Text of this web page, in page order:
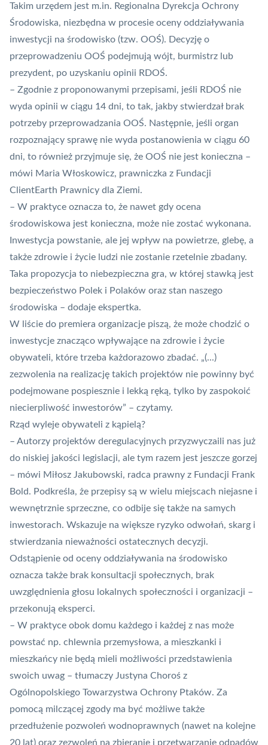
Takim urzędem jest m.in. Regionalna Dyrekcja Ochrony
Środowiska, niezbędna w procesie oceny oddziaływania
inwestycji na środowisko (tzw. OOŚ). Decyzję o
przeprowadzeniu OOŚ podejmują wójt, burmistrz lub
prezydent, po uzyskaniu opinii RDOŚ.
– Zgodnie z proponowanymi przepisami, jeśli RDOŚ nie
wyda opinii w ciągu 14 dni, to tak, jakby stwierdzał brak
potrzeby przeprowadzania OOŚ. Następnie, jeśli organ
rozpoznający sprawę nie wyda postanowienia w ciągu 60
dni, to również przyjmuje się, że OOŚ nie jest konieczna –
mówi Maria Włoskowicz, prawniczka z Fundacji
ClientEarth Prawnicy dla Ziemi.
– W praktyce oznacza to, że nawet gdy ocena
środowiskowa jest konieczna, może nie zostać wykonana.
Inwestycja powstanie, ale jej wpływ na powietrze, glebę, a
także zdrowie i życie ludzi nie zostanie rzetelnie zbadany.
Taka propozycja to niebezpieczna gra, w której stawką jest
bezpieczeństwo Polek i Polaków oraz stan naszego
środowiska – dodaje ekspertka.
W liście do premiera organizacje piszą, że może chodzić o
inwestycje znacząco wpływające na zdrowie i życie
obywateli, które trzeba każdorazowo zbadać. „(...)
zezwolenia na realizację takich projektów nie powinny być
podejmowane pospiesznie i lekką ręką, tylko by zaspokoić
niecierpliwość inwestorów” – czytamy.
Rząd wyleje obywateli z kąpielą?
– Autorzy projektów deregulacyjnych przyzwyczaili nas już
do niskiej jakości legislacji, ale tym razem jest jeszcze gorzej
– mówi Miłosz Jakubowski, radca prawny z Fundacji Frank
Bold. Podkreśla, że przepisy są w wielu miejscach niejasne i
wewnętrznie sprzeczne, co odbije się także na samych
inwestorach. Wskazuje na większe ryzyko odwołań, skarg i
stwierdzania nieważności ostatecznych decyzji.
Odstąpienie od oceny oddziaływania na środowisko
oznacza także brak konsultacji społecznych, brak
uwzględnienia głosu lokalnych społeczności i organizacji –
przekonują eksperci.
– W praktyce obok domu każdego i każdej z nas może
powstać np. chlewnia przemysłowa, a mieszkanki i
mieszkańcy nie będą mieli możliwości przedstawienia
swoich uwag – tłumaczy Justyna Choroś z
Ogólnopolskiego Towarzystwa Ochrony Ptaków. Za
pomocą milczącej zgody ma być możliwe także
przedłużenie pozwoleń wodnoprawnych (nawet na kolejne
20 lat) oraz zezwoleń na zbieranie i przetwarzanie odpadów